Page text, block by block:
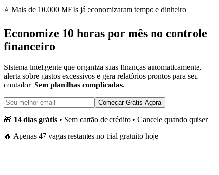
⭐ Mais de 10.000 MEIs já economizaram tempo e dinheiro
Economize 10 horas por mês no controle
financeiro
Sistema inteligente que organiza suas finanças automaticamente,
alerta sobre gastos excessivos e gera relatórios prontos para seu
contador. Sem planilhas complicadas.
Começar Grátis Agora
🎁 14 dias grátis • Sem cartão de crédito • Cancele quando quiser
🔥 Apenas 47 vagas restantes no trial gratuito hoje